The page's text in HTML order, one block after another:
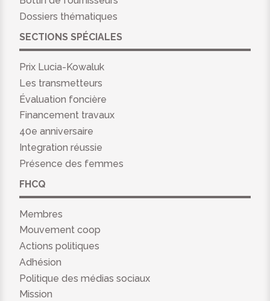
Dossiers thématiques
SECTIONS SPÉCIALES
Prix Lucia-Kowaluk
Les transmetteurs
Évaluation foncière
Financement travaux
40e anniversaire
Integration réussie
Présence des femmes
FHCQ
Membres
Mouvement coop
Actions politiques
Adhésion
Politique des médias sociaux
Mission